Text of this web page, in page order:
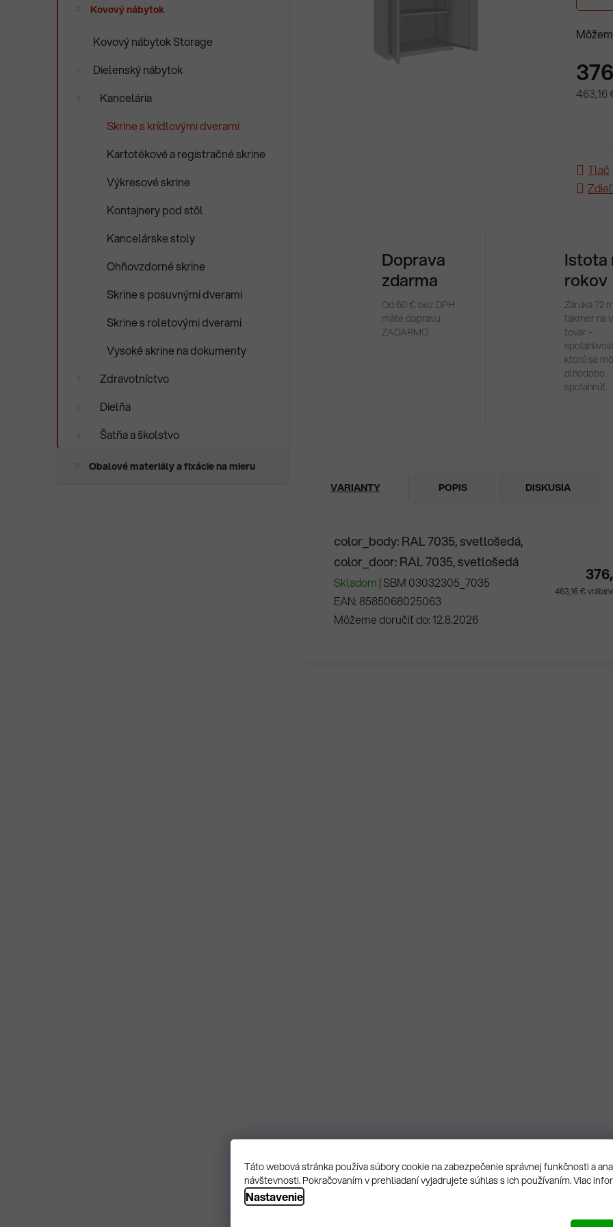
Táto webová stránka používa súbory cookie na zabezpečenie správnej funkčnosti a
návštevnosti. Pokračovaním v prehliadaní vyjadrujete súhlas s ich používaním. Viac
Nastavenie
Kovový nábytok
Kovový nábytok Storage
Dielenský nábytok
Kancelária
Skrine s krídlovými dverami
Kartotékové a registračné skrine
Výkresové skrine
Kontajnery pod stôl
Kancelárske stoly
Ohňovzdorné skrine
Skrine s posuvnými dverami
Skrine s roletovými dverami
Vysoké skrine na dokumenty
Zdravotníctvo
Dielňa
Šatňa a školstvo
Obalové materiály a fixácie na mieru
463,16
Tlač
Doprava
zdarma
Od 60 € bez DPH
máte dopravu
ZADARMO
Istota
rokov
Záruka 72
takmer na
tovar –
ktorú sa
dlhodobo
spoľahnúť.
VARIANTY POPIS DISKUSIA
color_body: RAL 7035, svetlošedá,
color_door: RAL 7035, svetlošedá
Skladom | SBM 03032305_7035
EAN:8585068025063
Môžeme doručiť do: 12.8.2026
463,16 €